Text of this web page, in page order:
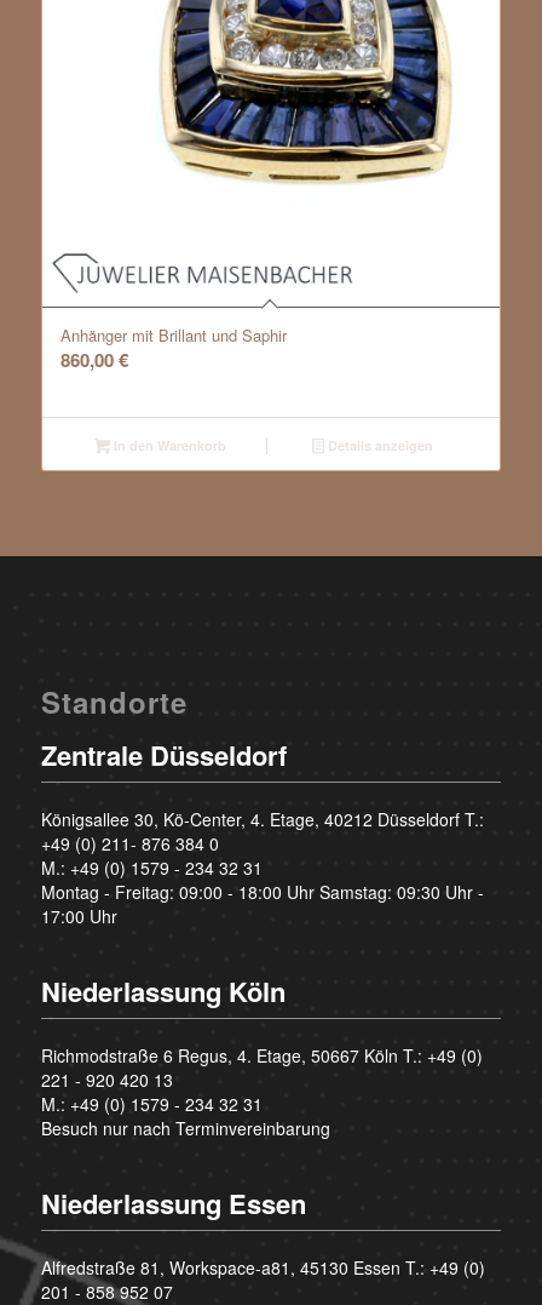
Anhänger mit Brillant und Saphir
860,00€
In den Warenkorb Details anzeigen
Standorte
Zentrale Düsseldorf
Königsallee 30, Kö-Center, 4. Etage, 40212 Düsseldorf T.:
+49 (0) 211- 876 384 0
M.: +49 (0) 1579 - 234 32 31
Montag - Freitag: 09:00 - 18:00 Uhr Samstag: 09:30 Uhr -
17:00 Uhr
Niederlassung Köln
Richmodstraße 6 Regus, 4. Etage, 50667 Köln T.: +49 (0)
221 - 920 420 13
M.: +49 (0) 1579 - 234 32 31
Besuch nur nach Terminvereinbarung
Niederlassung Essen
Alfredstraße 81, Workspace-a81, 45130 Essen T.: +49 (0)
201 - 858 952 07